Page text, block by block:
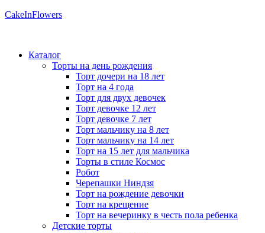
CakeInFlowers
Каталог
Торты на день рождения
Торт дочери на 18 лет
Торт на 4 года
Торт для двух девочек
Торт девочке 12 лет
Торт девочке 7 лет
Торт мальчику на 8 лет
Торт мальчику на 14 лет
Торт на 15 лет для мальчика
Торты в стиле Космос
Робот
Черепашки Ниндзя
Торт на рождение девочки
Торт на крещение
Торт на вечеринку в честь пола ребенка
Детские торты